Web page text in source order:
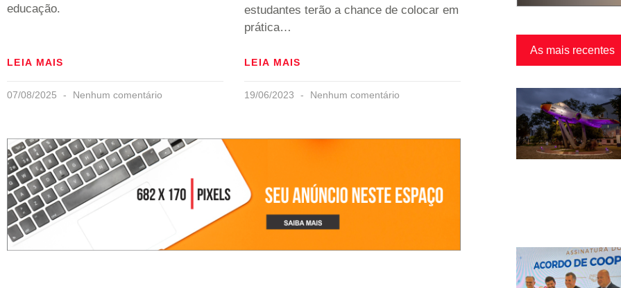
educação.
LEIA MAIS
07/08/2025 Nenhum comentário
estudantes terão a chance de colocar em
prática…
LEIA MAIS
19/06/2023 Nenhum comentário
As mais recentes